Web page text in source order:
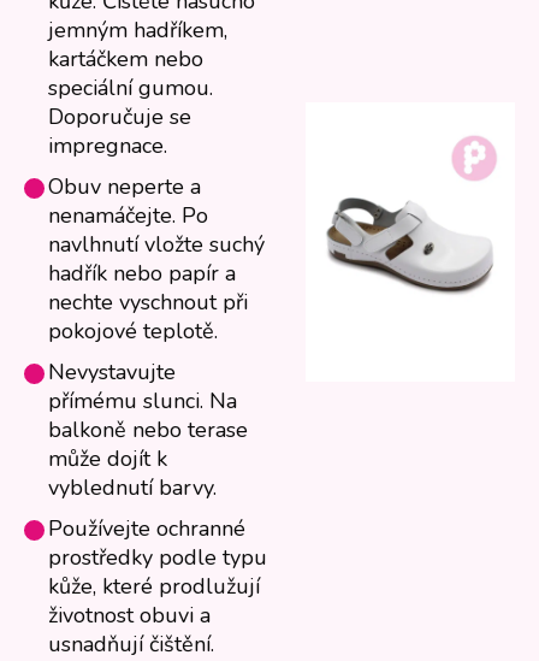
jemným hadříkem,
kartáčkem nebo
speciální gumou.
Doporučuje se
impregnace.
Obuv neperte a
nenamáčejte. Po
navlhnutí vložte suchý
hadřík nebo papír a
nechte vyschnout při
pokojové teplotě.
Nevystavujte
přímému slunci. Na
balkoně nebo terase
může dojít k
vyblednutí barvy.
Používejte ochranné
prostředky podle typu
kůže, které prodlužují
životnost obuvi a
usnadňují čištění.